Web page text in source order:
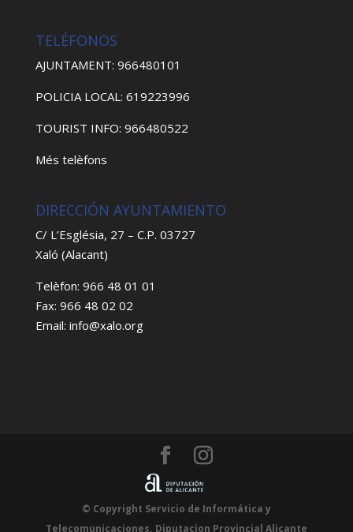
TELÉFONOS
AJUNTAMENT: 966480101
POLICIA LOCAL: 619223996
TOURIST INFO: 966480522
Més telèfons
DIRECCIÓN AYUNTAMIENTO
C/ L’Església, 27 – C.P. 03727
Xaló (Alacant)
Telèfon: 966 48 01 01
Fax: 966 48 02 02
Email: info@xalo.org
© Copyright Servicio de Informática y
Telecomunicaciones. Diputacion Provincial Alicante